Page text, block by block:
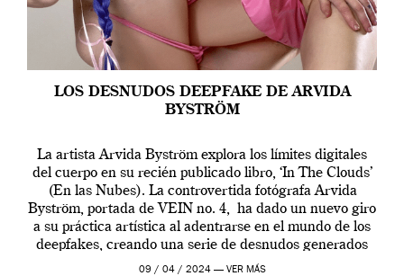
LOS DESNUDOS DEEPFAKE DE ARVIDA
BYSTRÖM
La artista Arvida Byström explora los límites digitales
del cuerpo en su recién publicado libro, ‘In The Clouds’
(En las Nubes). La controvertida fotógrafa Arvida
Byström, portada de VEIN no. 4, ha dado un nuevo giro
a su práctica artística al adentrarse en el mundo de los
deepfakes, creando una serie de desnudos generados
por […]
09 / 04 / 2024 — VER MÁS